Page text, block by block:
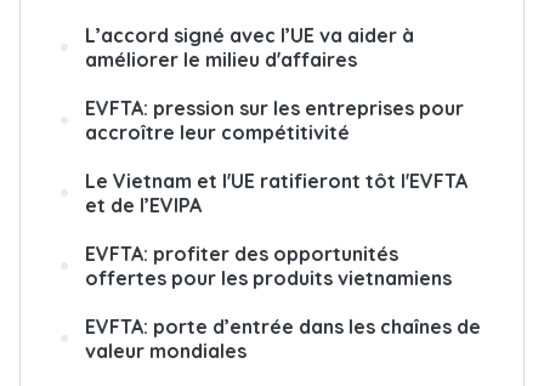
L’accord signé avec l’UE va aider à
améliorer le milieu d'affaires
EVFTA: pression sur les entreprises pour
accroître leur compétitivité
Le Vietnam et l'UE ratifieront tôt l'EVFTA
et de l’EVIPA
EVFTA: profiter des opportunités
offertes pour les produits vietnamiens
EVFTA: porte d’entrée dans les chaînes de
valeur mondiales